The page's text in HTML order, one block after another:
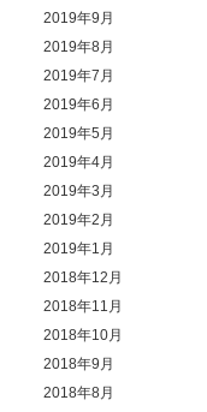
2019年9月
2019年8月
2019年7月
2019年6月
2019年5月
2019年4月
2019年3月
2019年2月
2019年1月
2018年12月
2018年11月
2018年10月
2018年9月
2018年8月